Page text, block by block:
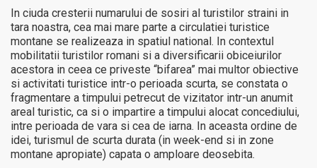
In ciuda cresterii numarului de sosiri al turistilor straini in
tara noastra, cea mai mare parte a circulatiei turistice
montane se realizeaza in spatiul national. In contextul
mobilitatii turistilor romani si a diversificarii obiceiurilor
acestora in ceea ce priveste “bifarea” mai multor obiective
si activitati turistice intr-o perioada scurta, se constata o
fragmentare a timpului petrecut de vizitator intr-un anumit
areal turistic, ca si o impartire a timpului alocat concediului,
intre perioada de vara si cea de iarna. In aceasta ordine de
idei, turismul de scurta durata (in week-end si in zone
montane apropiate) capata o amploare deosebita.